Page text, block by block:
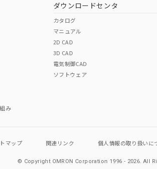
で未対応品が混在する可能性があります。
合わせください。
み
ダウンロードセンタ
カタログ
マニュアル
2D CAD
3D CAD
電気制御CAD
ソフトウェア
マップ 関連リンク 個人情報の取り扱いに
© Copyright OMRON Corporation 1996 - 2026.All